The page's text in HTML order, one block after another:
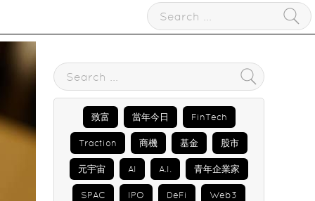
致富 當年今日 FinTech
Traction 商機 基金 股市
元宇宙 AI A.I. 青年企業家
SPAC IPO DeFi Web3